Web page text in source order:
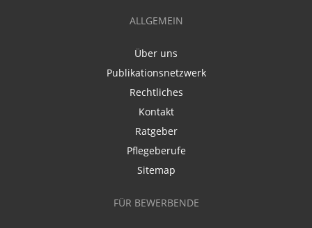
ALLGEMEIN
Über uns
Publikationsnetzwerk
Rechtliches
Kontakt
Ratgeber
Pflegeberufe
Sitemap
FÜR BEWERBENDE